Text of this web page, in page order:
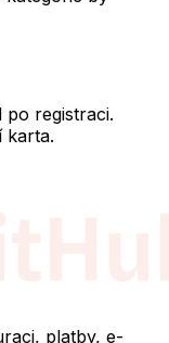
po registraci.
karta.
platby, e-